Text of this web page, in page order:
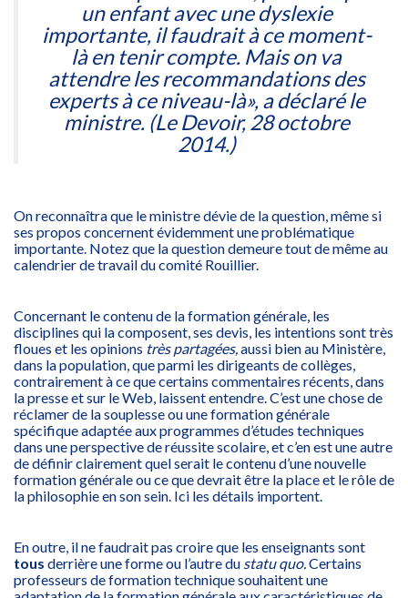
un enfant avec une dyslexie
importante, il faudrait à ce moment-
là en tenir compte. Mais on va
attendre les recommandations des
experts à ce niveau-là», a déclaré le
ministre. (Le Devoir, 28 octobre
2014.)
On reconnaîtra que le ministre dévie de la question, même si
ses propos concernent évidemment une problématique
importante. Notez que la question demeure tout de même au
calendrier de travail du comité Rouillier.
Concernant le contenu de la formation générale, les
disciplines qui la composent, ses devis, les intentions sont très
floues et les opinions très partagées,aussi bien au Ministère,
dans la population, que parmi les dirigeants de collèges,
contrairement à ce que certains commentaires récents, dans
la presse et sur le Web, laissent entendre. C’est une chose de
réclamer de la souplesse ou une formation générale
spécifique adaptée aux programmes d’études techniques
dans une perspective de réussite scolaire, et c’en est une autre
de définir clairement quel serait le contenu d’une nouvelle
formation générale ou ce que devrait être la place et le rôle de
la philosophie en son sein. Ici les détails importent.
En outre, il ne faudrait pas croire que les enseignants sont
tous derrière une forme ou l’autre du statu quo.Certains
professeurs de formation technique souhaitent une